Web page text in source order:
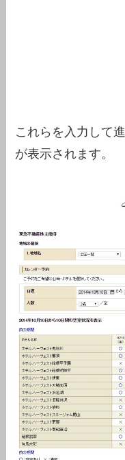
これらを入力して
が表示されます。